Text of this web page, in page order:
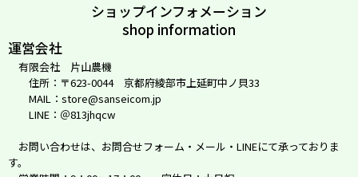
ショップインフォメーション
shop information
運営会社
有限会社 片山農機
住所：〒623-0044 京都府綾部市上延町中ノ貝33
MAIL：store@sanseicom.jp
LINE：＠813jhqcw
お問い合わせは、お問合せフォーム・メール・LINEにて承っておりま
す。